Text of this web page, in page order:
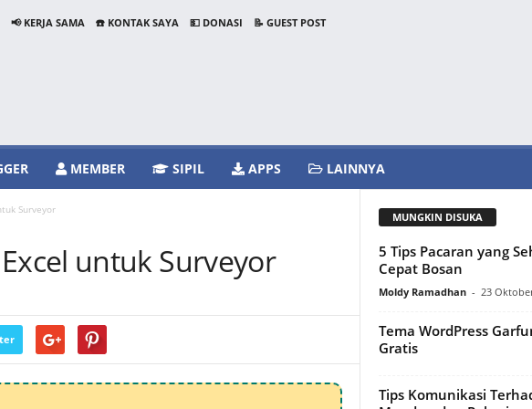
📢 KERJA SAMA ☎️ KONTAK SAYA 💵 DONASI
📝 GUEST POST
MEMBER SIPIL APPS LAINNYA
Surveyor
untuk Surveyor
MUNGKIN DISUKA
5 Tips Pacaran yang
Cepat Bosan
Moldy Ramadhan - 23
Tema WordPress
Gratis
Tips Komunikasi